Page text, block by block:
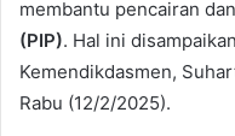
membantu pencairan
(PIP). Hal ini
Kemendikdasmen,
Rabu (12/2/2025).